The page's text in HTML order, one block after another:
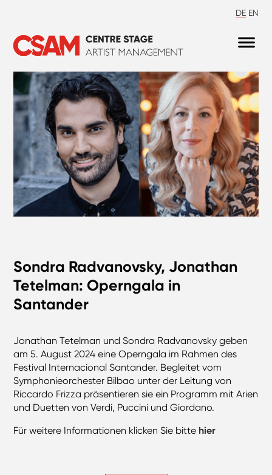
DE EN
Sondra Radvanovsky, Jonathan
Tetelman: Operngala in
Santander
Jonathan Tetelman und Sondra Radvanovsky geben
am 5. August 2024 eine Operngala im Rahmen des
Festival Internacional Santander. Begleitet vom
Symphonieorchester Bilbao unter der Leitung von
Riccardo Frizza präsentieren sie ein Programm mit Arien
und Duetten von Verdi, Puccini und Giordano.
Für weitere Informationen klicken Sie bitte hier